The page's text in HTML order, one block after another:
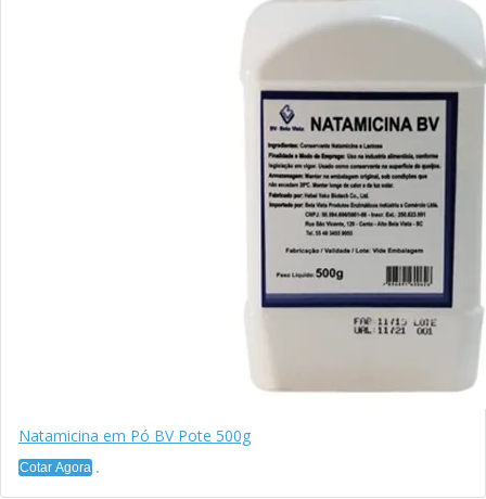
Natamicina em Pó BV Pote 500g
Cotar Agora